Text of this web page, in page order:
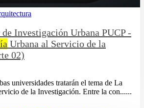
Investigación Urbana PUCP -
Urbana al Servicio de la
02)
universidades tratarán el tema de La
de la Investigación. Entre la con......